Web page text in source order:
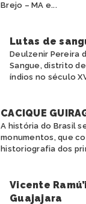
Brejo – MA e...
Lutas de
Deulzenir Pereira
Sangue, distrito
índios no século
CACIQUE
A história do Brasil
monumentos, que
historiografia dos
Vicente
Guajajara